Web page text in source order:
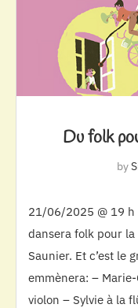
Du folk
by
21/06/2025 @ 19
dansera folk pour
Saunier. Et c’est le
emmènera: –
violon – Sylvie à la